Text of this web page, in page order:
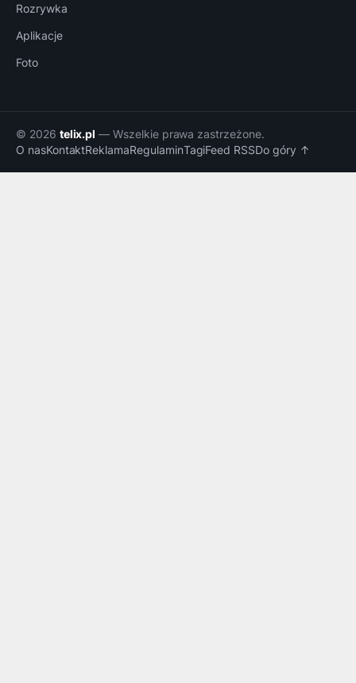
Rozrywka
Aplikacje
Foto
© 2026 telix.pl — Wszelkie prawa zastrzeżone.
O nasKontaktReklamaRegulaminTagiFeed RSSDo góry ↑